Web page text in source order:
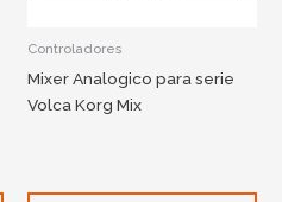
Controladores
Mixer Analogico para serie
Volca Korg Mix